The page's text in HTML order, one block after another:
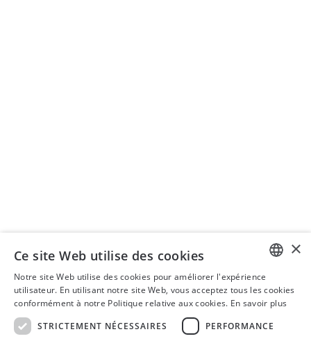
Mentions légales
Déclaration de confidentialité
Clause de non-responsabilité
CONDITIONS GÉNÉRALES DE VENTE
GERMAN
ENGLISH
×
Ce site Web utilise des cookies
Notre site Web utilise des cookies pour améliorer l'expérience
utilisateur. En utilisant notre site Web, vous acceptez tous les cookies
conformément à notre Politique relative aux cookies. En savoir plus
STRICTEMENT NÉCESSAIRES
PERFORMANCE